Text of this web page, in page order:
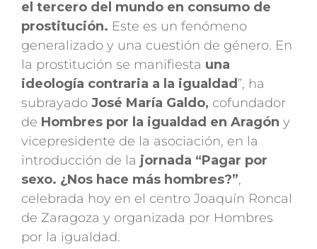
el tercero del mundo en consumo de
prostitución. Este es un fenómeno
generalizado y una cuestión de género. En
la prostitución se manifiesta una
ideología contraria a la igualdad”, ha
subrayado José María Galdo, cofundador
de Hombres por la igualdad en Aragón y
vicepresidente de la asociación, en la
introducción de la jornada “Pagar por
sexo. ¿Nos hace más hombres?”,
celebrada hoy en el centro Joaquín Roncal
de Zaragoza y organizada por Hombres
por la igualdad.